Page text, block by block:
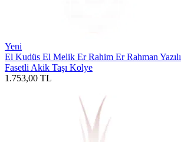
Yeni
El Kudüs El Melik Er Rahim Er Rahman Yazılı
Fasetli Akik Taşı Kolye
1.753,00 TL